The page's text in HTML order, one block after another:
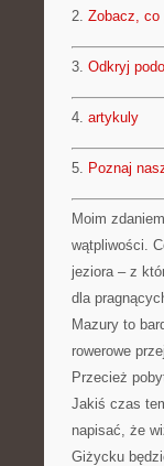
2. Zobacz, co
3. Odkryj
4. artykuly
5. Poznaj
Moim
wątpliwości.
jeziora – z
dla
Mazury to
rowerowe
Przecież
Jakiś czas
napisać, że
Giżycku